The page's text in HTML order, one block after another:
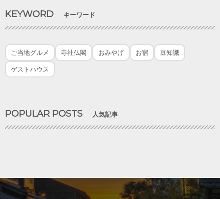
KEYWORD キーワード
ご当地グルメ 寺社仏閣 おみやげ お宿 豆知識
ゲストハウス
POPULAR POSTS 人気記事